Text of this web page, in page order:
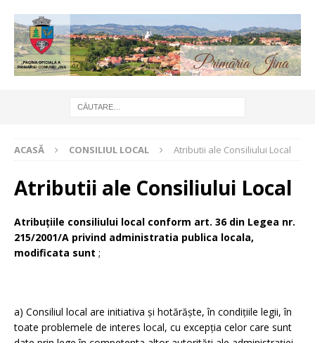
ACASĂ CONSILIUL LOCAL Atributii ale Consiliului Local
Atributii ale Consiliului Local
Atribuţiile consiliului local conform art. 36 din Legea nr.
215/2001/A privind administratia publica locala,
modificata sunt ;
a) Consiliul local are initiativa şi hotărăşte, în condiţiile legii, în
toate problemele de interes local, cu excepţia celor care sunt